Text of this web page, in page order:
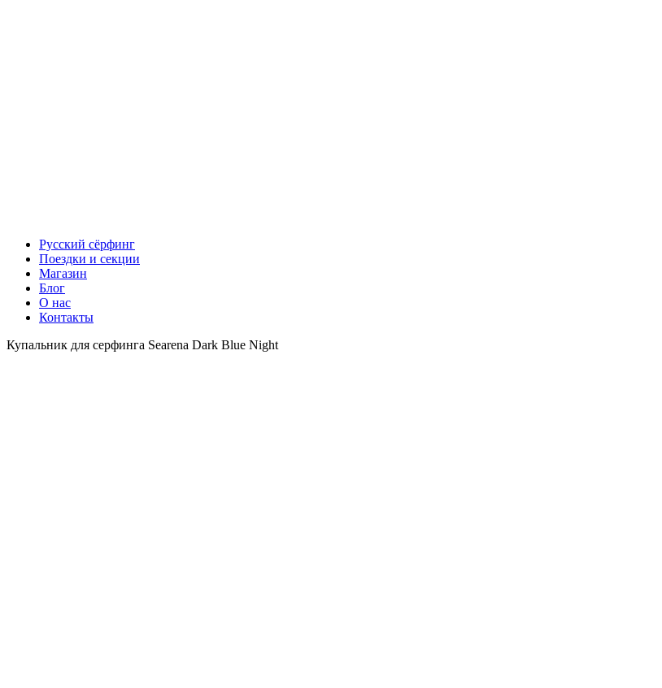
Русский сёрфинг
Поездки и секции
Магазин
Блог
О нас
Контакты
Купальник для серфинга Searena Dark Blue Night